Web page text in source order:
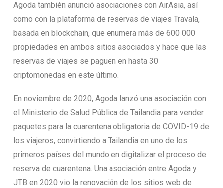
Agoda también anunció asociaciones con AirAsia, así
como con la plataforma de reservas de viajes Travala,
basada en blockchain, que enumera más de 600 000
propiedades en ambos sitios asociados y hace que las
reservas de viajes se paguen en hasta 30
criptomonedas en este último.
En noviembre de 2020, Agoda lanzó una asociación con
el Ministerio de Salud Pública de Tailandia para vender
paquetes para la cuarentena obligatoria de COVID-19 de
los viajeros, convirtiendo a Tailandia en uno de los
primeros países del mundo en digitalizar el proceso de
reserva de cuarentena. Una asociación entre Agoda y
JTB en 2020 vio la renovación de los sitios web de